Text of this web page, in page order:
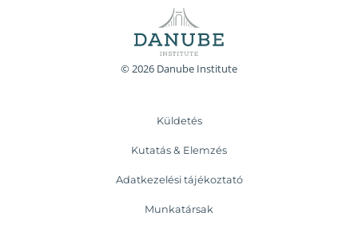
© 2026 Danube Institute
Küldetés
Kutatás & Elemzés
Adatkezelési tájékoztató
Munkatársak